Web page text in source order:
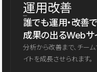
運用改善
誰でも運用・改善
成果の出るWebサ
分析から改善まで、チー
イトを成長させられます。